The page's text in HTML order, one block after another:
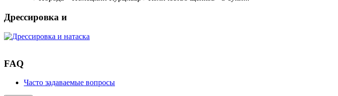
Дрессировка и
FAQ
Часто задаваемые вопросы